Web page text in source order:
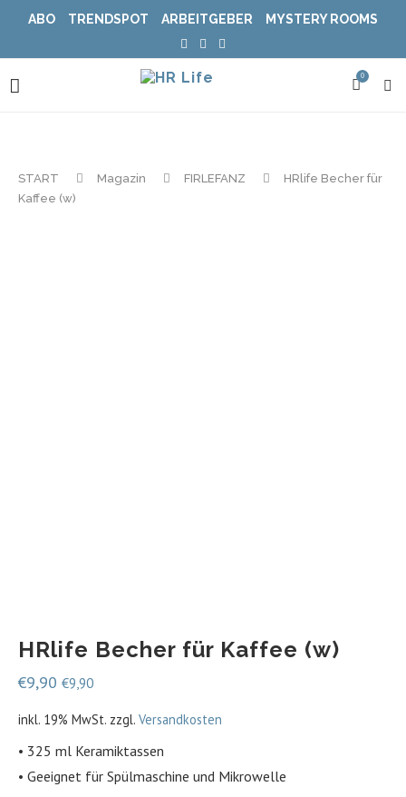
ABO TRENDSPOT ARBEITGEBER MYSTERY ROOMS
0
START Magazin FIRLEFANZ
HRlife Becher für
Kaffee (w)
HRlife Becher für Kaffee (w)
€9,90 €9,90
inkl. 19% MwSt. zzgl. Versandkosten
• 325 ml Keramiktassen
• Geeignet für Spülmaschine und Mikrowelle